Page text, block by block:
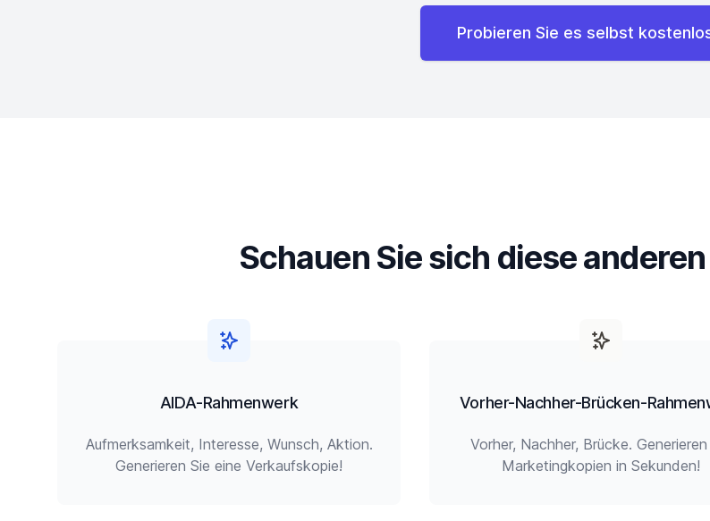
Probieren Sie es selbst
Schauen Sie sich diese
AIDA-Rahmenwerk
Aufmerksamkeit, Interesse, Wunsch, Aktion.
Generieren Sie eine Verkaufskopie!
Vorher-Nachher-Brücken-
Vorher, Nachher, Brücke. Generieren
Marketingkopien in Sekunden!